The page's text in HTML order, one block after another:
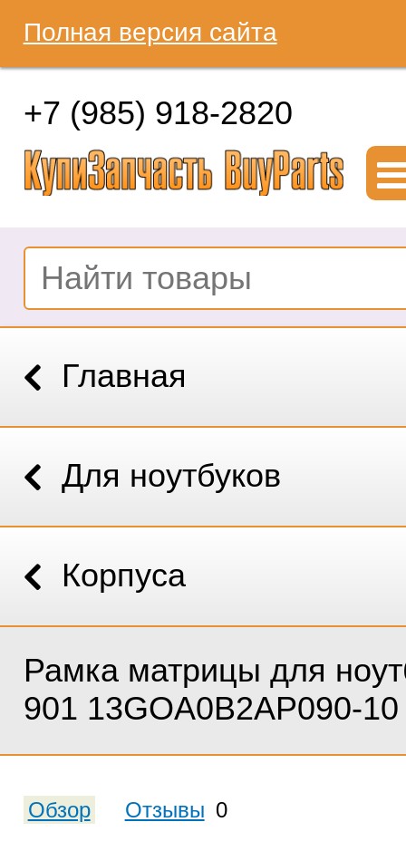
Полная версия сайта
+7 (985) 918-2820
Главная
Для ноутбуков
Корпуса
Рамка матрицы для
901 13GOA0B2AP090-10
Обзор Отзывы 0